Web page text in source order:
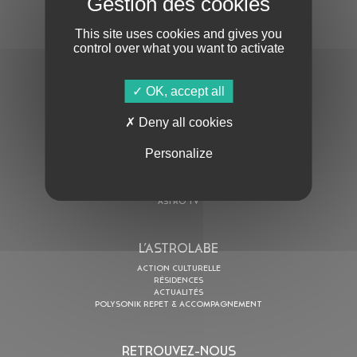
ASTRO TV
L’ASTROLABE
ACTION CULTURELLE
RÉSIDENCES
ACTUALITÉS
POLYSONIK REPET & ACCOMPAGNEMENT
RETROUVEZ-NOUS
This site uses cookies and gives you
control over what you want to activate
OK, accept all
Deny all cookies
Personalize